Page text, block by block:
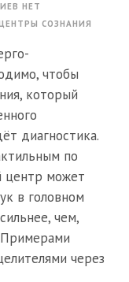
НЕТ
СОЗНАНИЯ
чтобы
который
диагностика.
по
центр может
в головном
чем,
Примерами
через